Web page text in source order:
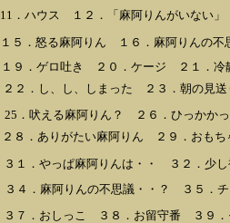
11．ハウス １２．「麻阿りんがいない
１５．怒る麻阿りん １６．麻阿りんの
１９．ゲロ吐き ２０．ケージ ２１．冷
２２．し、し、しまった ２３．朝の見
25．吠える麻阿りん？ ２６．ひっかか
２８．ありがたい麻阿りん ２９．おも
３１．やっぱ麻阿りんは・・ ３２．少
３４．麻阿りんの不思議・・？ ３５．
３７．おしっこ ３８．お留守番 ３９．